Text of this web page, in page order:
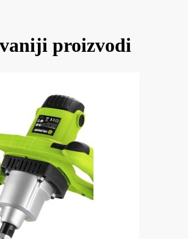
proizvodi